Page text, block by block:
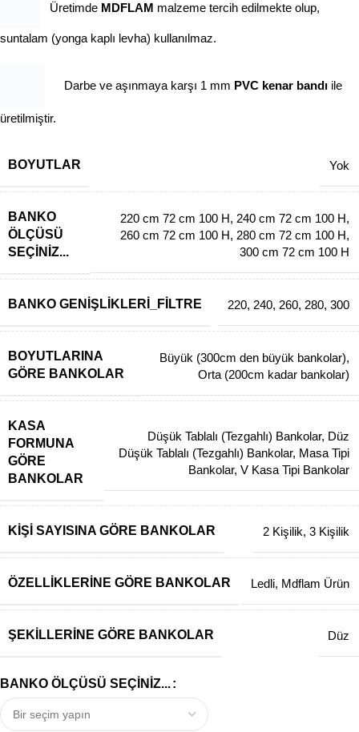
Üretimde MDFLAM malzeme tercih edilmekte olup,
suntalam (yonga kaplı levha) kullanılmaz.
Darbe ve aşınmaya karşı 1 mm PVC kenar bandı ile
üretilmiştir.
BOYUTLAR Yok
BANKO
ÖLÇÜSÜ
SEÇINIZ...
220 cm 72 cm 100 H, 240 cm 72 cm 100 H,
260 cm 72 cm 100 H, 280 cm 72 cm 100 H,
300 cm 72 cm 100 H
BANKO GENIŞLIKLERI_FILTRE 220, 240, 260, 280, 300
BOYUTLARINA
GÖRE BANKOLAR
Büyük (300cm den büyük bankolar),
Orta (200cm kadar bankolar)
KASA
FORMUNA
GÖRE
BANKOLAR
Düşük Tablalı (Tezgahlı) Bankolar, Düz
Düşük Tablalı (Tezgahlı) Bankolar, Masa Tipi
Bankolar, V Kasa Tipi Bankolar
KIŞI SAYISINA GÖRE BANKOLAR 2 Kişilik, 3 Kişilik
ÖZELLIKLERINE GÖRE BANKOLAR Ledli, Mdflam Ürün
ŞEKILLERINE GÖRE BANKOLAR Düz
BANKO ÖLÇÜSÜ SEÇINIZ...